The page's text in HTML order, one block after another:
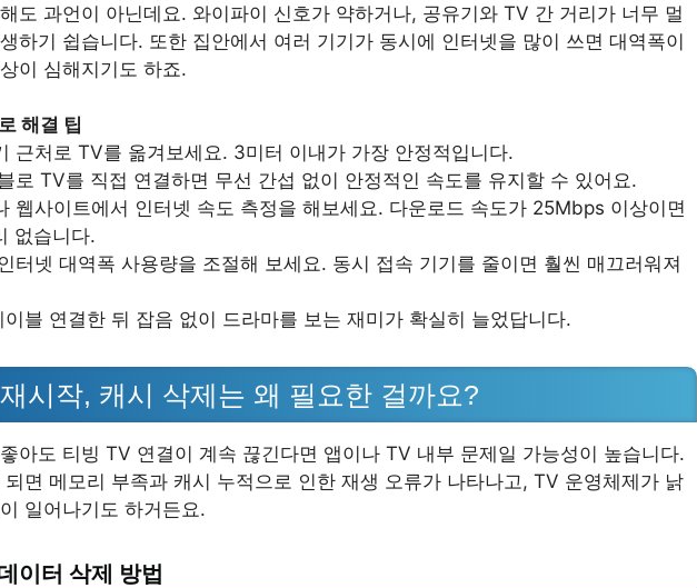
도 과언이 아닌데요. 와이파이 신호가 약하거나, 공유기와 TV 간 거리가 너무 멀
하기 쉽습니다. 또한 집안에서 여러 기기가 동시에 인터넷을 많이 쓰면 대역폭이
이 심해지기도 하죠.
해결 팁
근처로 TV를 옮겨보세요. 3미터 이내가 가장 안정적입니다.
로 TV를 직접 연결하면 무선 간섭 없이 안정적인 속도를 유지할 수 있어요.
웹사이트에서 인터넷 속도 측정을 해보세요. 다운로드 속도가 25Mbps 이상이면
없습니다.
터넷 대역폭 사용량을 조절해 보세요. 동시 접속 기기를 줄이면 훨씬 매끄러워져
블 연결한 뒤 잡음 없이 드라마를 보는 재미가 확실히 늘었답니다.
시작, 캐시 삭제는 왜 필요한 걸까요?
아도 티빙 TV 연결이 계속 끊긴다면 앱이나 TV 내부 문제일 가능성이 높습니다.
면 메모리 부족과 캐시 누적으로 인한 재생 오류가 나타나고, TV 운영체제가 낡
일어나기도 하거든요.
이터 삭제 방법